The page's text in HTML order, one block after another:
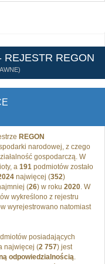
REJESTR REGON
REGON
narodowej, z czego
gospodarczą. W
a 191 podmiotów zostało
najwięcej (352)
(26) w roku 2020. W
wykreślono z rejestru
wyrejestrowano natomiast
posiadających
najwięcej (2 757) jest
odpowiedzialnością.